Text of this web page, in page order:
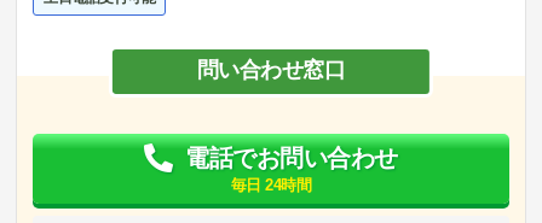
問い合わせ窓口
電話でお問い合わせ
毎日 24時間